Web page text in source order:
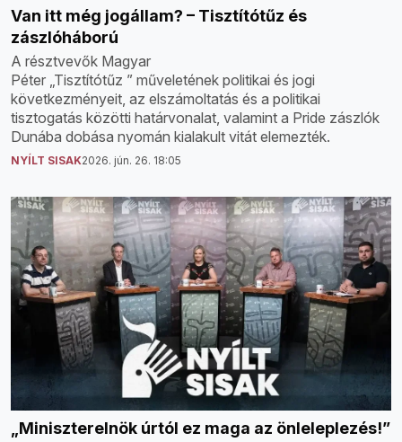
Van itt még jogállam? – Tisztítótűz és
zászlóháború
A résztvevők Magyar
Péter „Tisztítótűz ” műveletének politikai és jogi
következményeit, az elszámoltatás és a politikai
tisztogatás közötti határvonalat, valamint a Pride zászlók
Dunába dobása nyomán kialakult vitát elemezték.
NYÍLT SISAK2026. jún. 26. 18:05
„Miniszterelnök úrtól ez maga az önleleplezés!”